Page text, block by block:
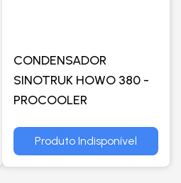
CONDENSADOR
SINOTRUK HOWO 380 -
PROCOOLER
Produto Indisponível